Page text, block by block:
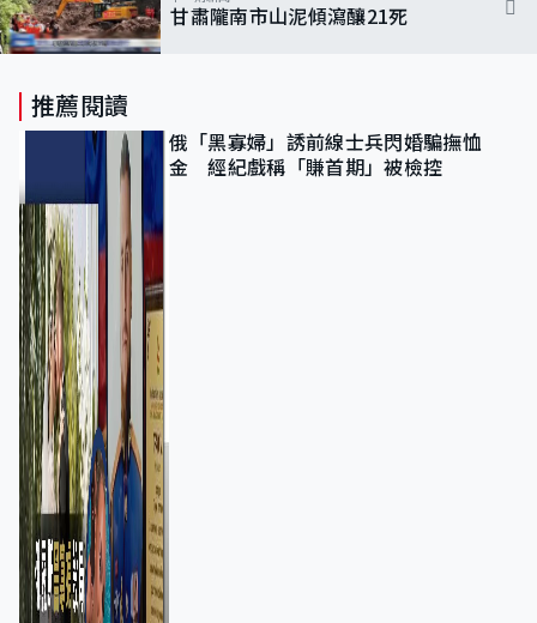
甘肅隴南市山泥傾瀉釀21死
推薦閱讀
俄「黑寡婦」誘前線士兵閃婚騙撫恤
金 經紀戲稱「賺首期」被檢控